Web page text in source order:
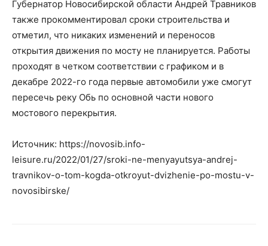
Губернатор Новосибирской области Андрей Травников
также прокомментировал сроки строительства и
отметил, что никаких изменений и переносов
открытия движения по мосту не планируется. Работы
проходят в четком соответствии с графиком и в
декабре 2022-го года первые автомобили уже смогут
пересечь реку Обь по основной части нового
мостового перекрытия.
Источник: https://novosib.info-
leisure.ru/2022/01/27/sroki-ne-menyayutsya-andrej-
travnikov-o-tom-kogda-otkroyut-dvizhenie-po-mostu-v-
novosibirske/